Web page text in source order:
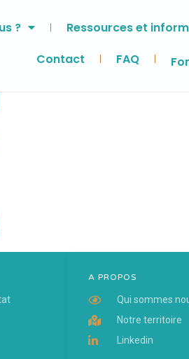
?
Ressources et
Contact
FAQ
A PROPOS
Qui sommes
Notre territoire
Linkedin